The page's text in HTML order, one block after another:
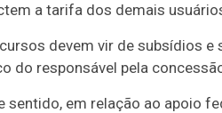
a tarifa dos demais
devem vir de subsídios
do responsável pela
sentido, em relação ao apoio